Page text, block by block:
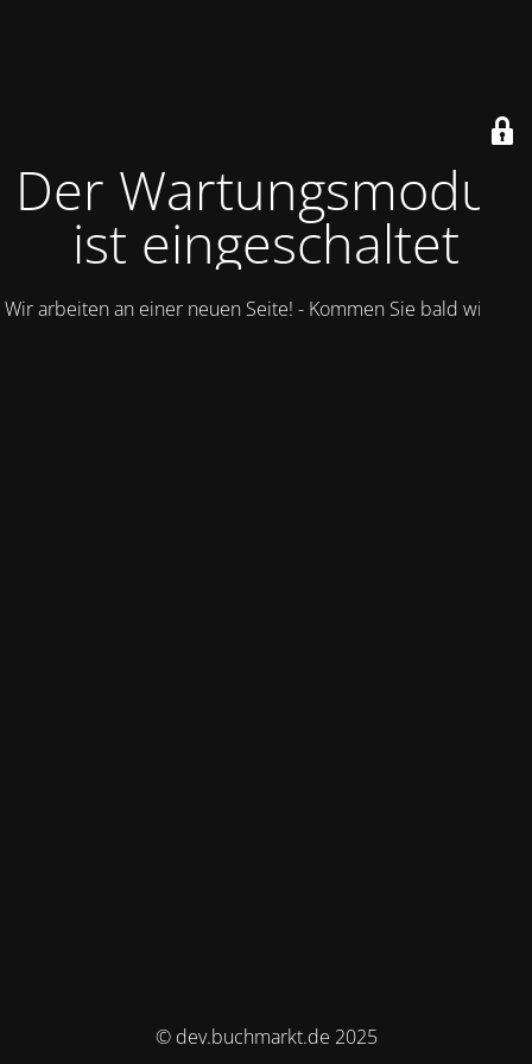
Der Wartungsmodus
ist eingeschaltet
Wir arbeiten an einer neuen Seite! - Kommen Sie bald wieder.
© dev.buchmarkt.de 2025